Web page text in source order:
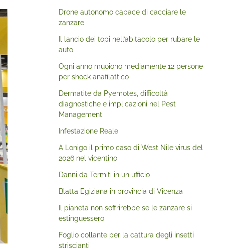
Drone autonomo capace di cacciare le
zanzare
Il lancio dei topi nell’abitacolo per rubare le
auto
Ogni anno muoiono mediamente 12 persone
per shock anafilattico
Dermatite da Pyemotes, difficoltà
diagnostiche e implicazioni nel Pest
Management
Infestazione Reale
A Lonigo il primo caso di West Nile virus del
2026 nel vicentino
Danni da Termiti in un ufficio
Blatta Egiziana in provincia di Vicenza
Il pianeta non soffrirebbe se le zanzare si
estinguessero
Foglio collante per la cattura degli insetti
striscianti